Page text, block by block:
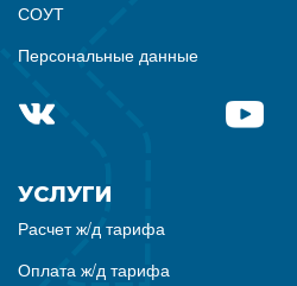
СОУТ
Персональные данные
УСЛУГИ
Расчет ж/д тарифа
Оплата ж/д тарифа